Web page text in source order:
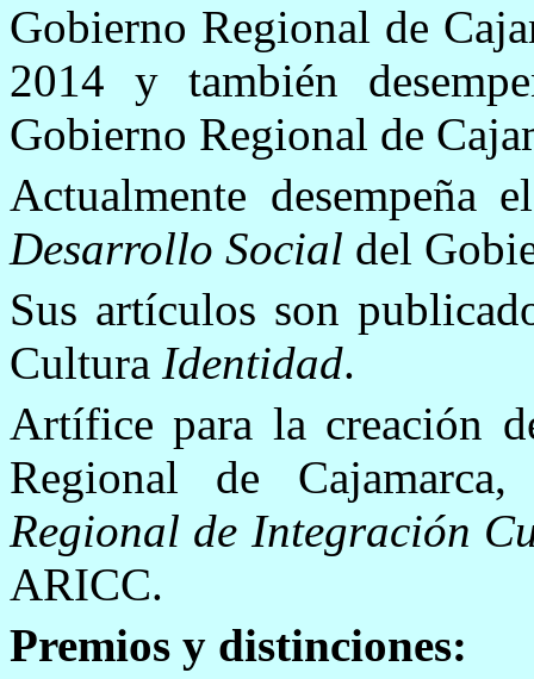
Gobierno Regional de
2014 y también
Gobierno Regional de
Actualmente desempeña
Desarrollo Social del
Sus artículos son
Cultura Identidad.
Artífice para la creación
Regional de
Regional de Integración
ARICC.
Premios y distinciones: